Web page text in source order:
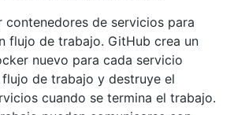
contenedores de servicios para
flujo de trabajo. GitHub crea un
nuevo para cada servicio
de trabajo y destruye el
cuando se termina el trabajo.